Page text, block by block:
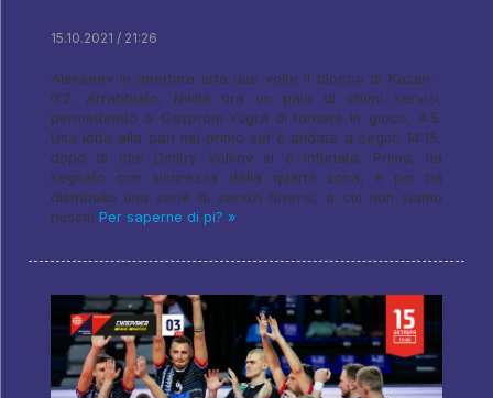
15.10.2021 / 21:26
Alekseev in apertura urta due volte il blocco di Kazan -
0:2. Arrabbiato, Nikita tira un paio di ottimi servizi,
permettendo a Gazprom-Yugra di tornare in gioco, 4:5.
Una lotta alla pari nel primo set è andata a segno 14:15,
dopo di che Dmitry Volkov si è infuriato. Primo, ha
segnato con sicurezza dalla quarta zona, e poi ha
distribuito una serie di servizi diversi, a cui non siamo
riusciti Per saperne di pi? »